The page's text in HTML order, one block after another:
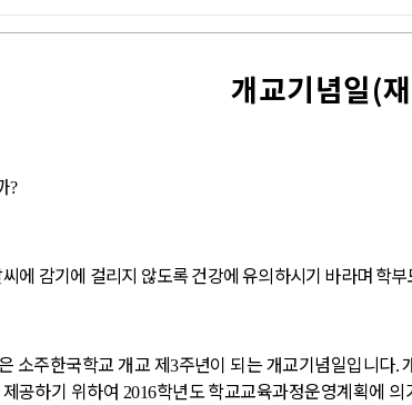
개교기념일(
?
에 감기에 걸리지 않도록 건강에 유의하시기 바라며 학
소주한국학교 개교 제3주년이 되는 개교기념일입니다.
공하기 위하여 2016학년도 학교교육과정운영계획에